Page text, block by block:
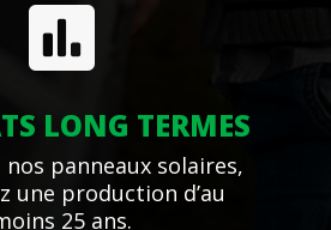

LONG TERMES
panneaux solaires,
une production d’au
25 ans.